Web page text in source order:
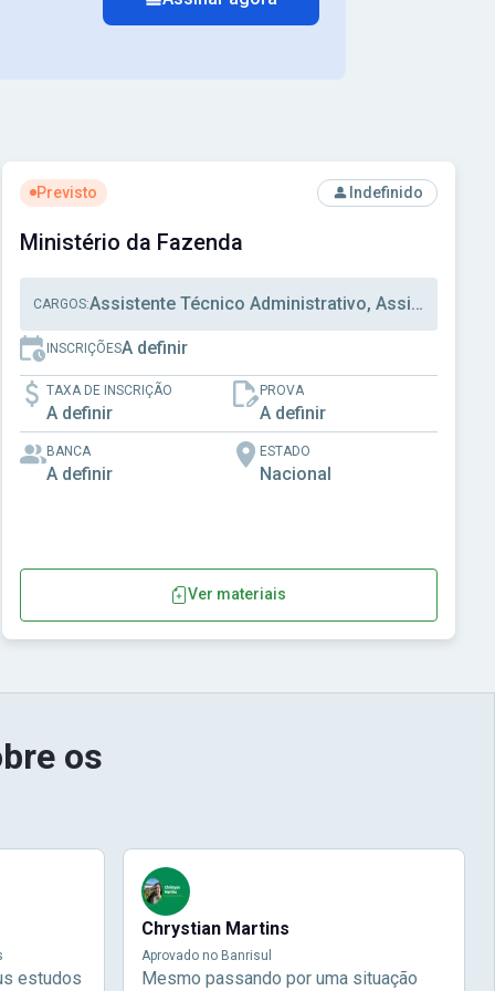
Ver concurso: Ministério da Fazenda
Previsto Indefinido
Ministério da Fazenda
CARGOS: Assistente Técnico Administrativo, Assistente
INSCRIÇÕESA definir
TAXA DE INSCRIÇÃO
A definir
PROVA
A definir
BANCA
A definir
ESTADO
Nacional
Ver materiais
os
estudos
Chrystian Martins
Aprovado no Banrisul
Mesmo passando por uma situação